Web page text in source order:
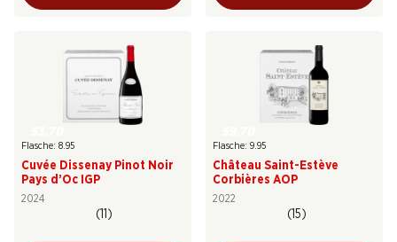
Flasche: 8.95
Cuvée Dissenay Pinot Noir
Pays d’Oc IGP
2024
(11)
Flasche: 9.95
Château Saint-Estève
Corbières AOP
2022
(15)